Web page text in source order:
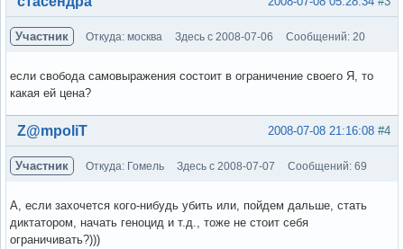
Участник Откуда: москва Здесь с 2008-07-06 Сообщений: 20
если свобода самовыражения состоит в ограничение своего Я, то
какая ей цена?
Вне форума #4
2008-07-08 21:16:08
Z@mpoliT
Участник Откуда: Гомель Здесь с 2008-07-07 Сообщений: 69
А, если захочется кого-нибудь убить или, пойдем дальше, стать
диктатором, начать геноцид и т.д., тоже не стоит себя
ограничивать?)))